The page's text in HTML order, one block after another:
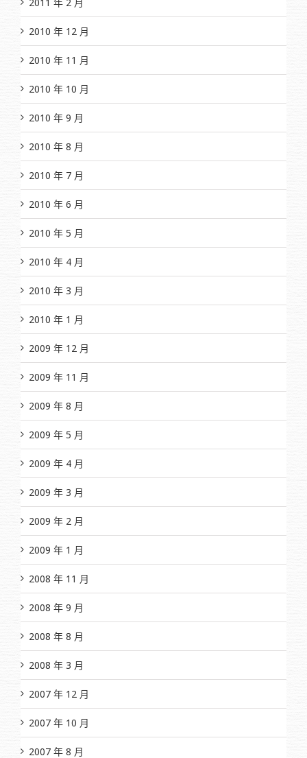
2010 年 12 月
2010 年 11 月
2010 年 10 月
2010 年 9 月
2010 年 8 月
2010 年 7 月
2010 年 6 月
2010 年 5 月
2010 年 4 月
2010 年 3 月
2010 年 1 月
2009 年 12 月
2009 年 11 月
2009 年 8 月
2009 年 5 月
2009 年 4 月
2009 年 3 月
2009 年 2 月
2009 年 1 月
2008 年 11 月
2008 年 9 月
2008 年 8 月
2008 年 3 月
2007 年 12 月
2007 年 10 月
2007 年 8 月